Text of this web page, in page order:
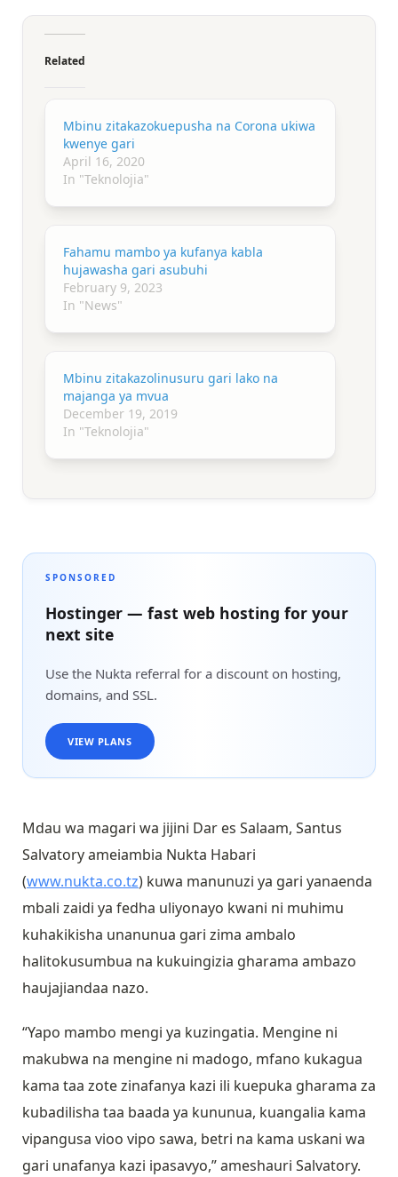
Related
Mbinu zitakazokuepusha na Corona ukiwa
kwenye gari
April 16, 2020
In "Teknolojia"
Fahamu mambo ya kufanya kabla
hujawasha gari asubuhi
February 9, 2023
In "News"
Mbinu zitakazolinusuru gari lako na
majanga ya mvua
December 19, 2019
In "Teknolojia"
SPONSORED
Hostinger — fast web hosting for your
next site
Use the Nukta referral for a discount on hosting,
domains, and SSL.
VIEW PLANS
Mdau wa magari wa jijini Dar es Salaam, Santus
Salvatory ameiambia Nukta Habari
(www.nukta.co.tz) kuwa manunuzi ya gari yanaenda
mbali zaidi ya fedha uliyonayo kwani ni muhimu
kuhakikisha unanunua gari zima ambalo
halitokusumbua na kukuingizia gharama ambazo
haujajiandaa nazo.
“Yapo mambo mengi ya kuzingatia. Mengine ni
makubwa na mengine ni madogo, mfano kukagua
kama taa zote zinafanya kazi ili kuepuka gharama za
kubadilisha taa baada ya kununua, kuangalia kama
vipangusa vioo vipo sawa, betri na kama uskani wa
gari unafanya kazi ipasavyo,” ameshauri Salvatory.